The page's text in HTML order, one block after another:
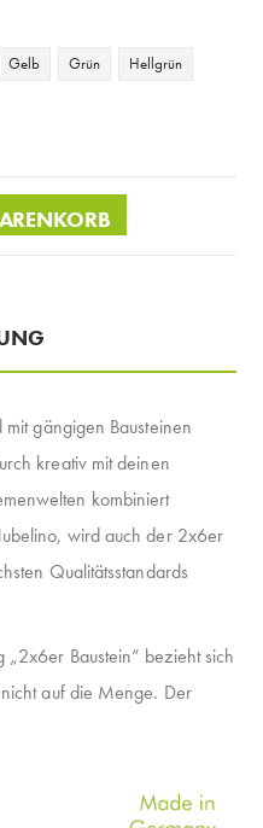
Gelb Grün
Hellgrün
gängigen Bausteinen
kreativ mit deinen
kombiniert
wird auch der 2x6er
Qualitätsstandards
Baustein“ bezieht sich
auf die Menge. Der